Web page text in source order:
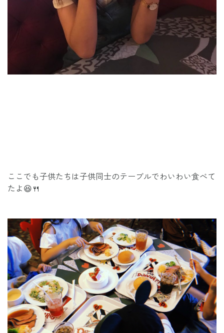
ここでも子供たちは子供同士のテーブルでわいわい食べて
たよ😆🍴